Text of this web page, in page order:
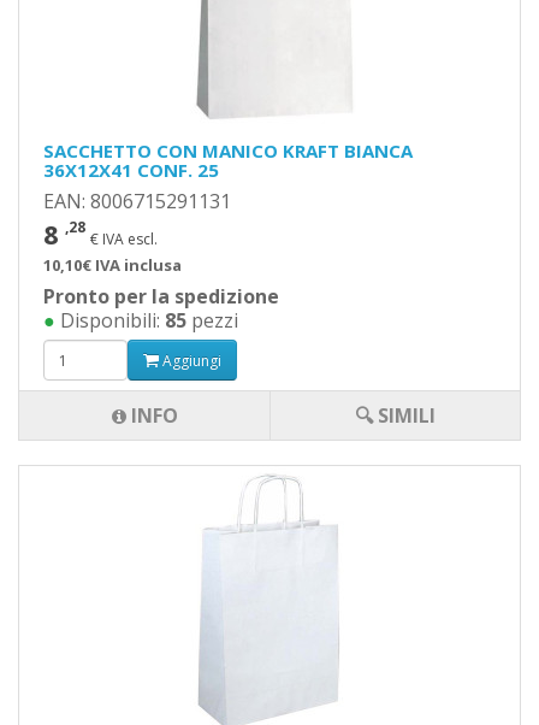
SACCHETTO CON MANICO KRAFT BIANCA
36X12X41 CONF. 25
EAN: 8006715291131
8 ,28
€ IVA escl.
10,10€ IVA inclusa
Pronto per la spedizione
● Disponibili: 85 pezzi
Aggiungi
INFO 🔍 SIMILI